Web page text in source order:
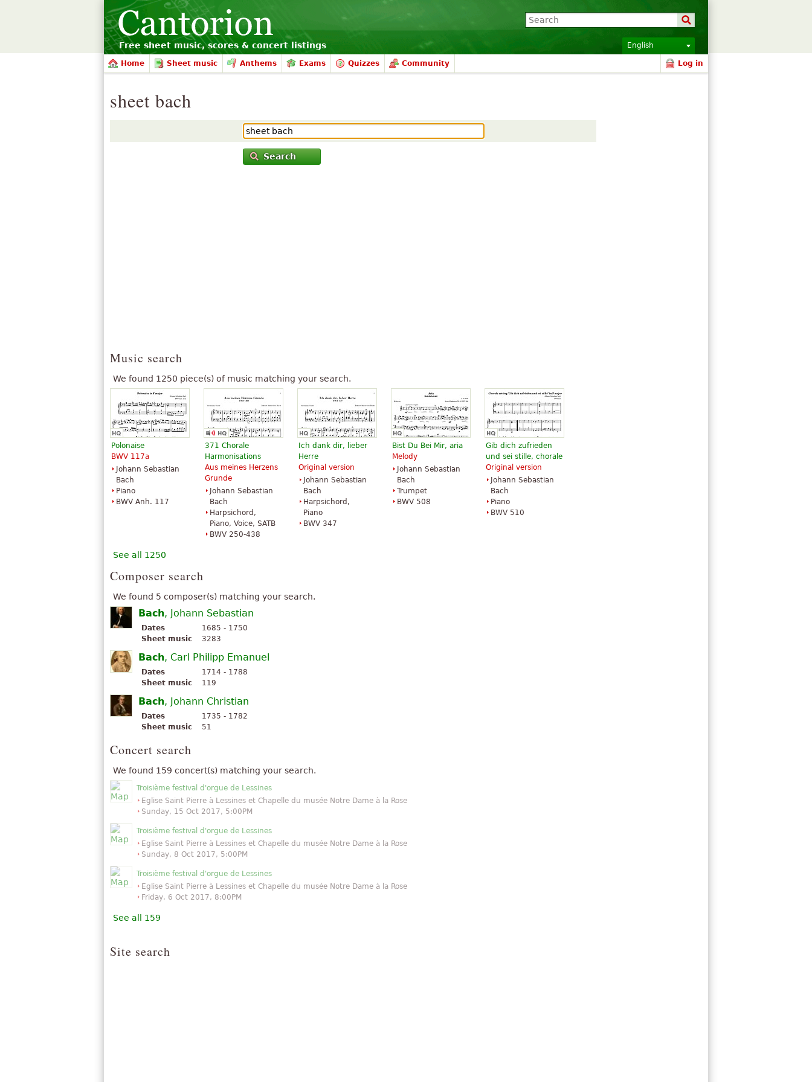
Free sheet music, scores & concert listings English
Home Sheet music Anthems Exams Quizzes Community Log in
sheet bach
Search
Music search
We found 1250 piece(s) of music matching your search.
Polonaise
BWV 117a
Johann Sebastian
Bach
Piano
BWV Anh. 117
371 Chorale
Harmonisations
Aus meines Herzens
Grunde
Johann Sebastian
Bach
Harpsichord,
Piano, Voice, SATB
BWV 250-438
Ich dank dir, lieber
Herre
Original version
Johann Sebastian
Bach
Harpsichord,
Piano
BWV 347
Bist Du Bei Mir, aria
Melody
Johann Sebastian
Bach
Trumpet
BWV 508
Gib dich zufrieden
und sei stille, chorale
Original version
Johann Sebastian
Bach
Piano
BWV 510
See all 1250
Composer search
We found 5 composer(s) matching your search.
Bach, Johann Sebastian
Dates
1685 - 1750
Sheet music
3283
Bach, Carl Philipp Emanuel
Dates
1714 - 1788
Sheet music
119
Bach, Johann Christian
Dates
1735 - 1782
Sheet music
51
Concert search
We found 159 concert(s) matching your search.
Troisième festival d'orgue de Lessines
Eglise Saint Pierre à Lessines et Chapelle du musée Notre Dame à la Rose
Sunday, 15 Oct 2017, 5:00PM
Troisième festival d'orgue de Lessines
Eglise Saint Pierre à Lessines et Chapelle du musée Notre Dame à la Rose
Sunday, 8 Oct 2017, 5:00PM
Troisième festival d'orgue de Lessines
Eglise Saint Pierre à Lessines et Chapelle du musée Notre Dame à la Rose
Friday, 6 Oct 2017, 8:00PM
See all 159
Site search